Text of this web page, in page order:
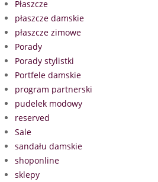
Płaszcze
płaszcze damskie
płaszcze zimowe
Porady
Porady stylistki
Portfele damskie
program partnerski
pudelek modowy
reserved
Sale
sandału damskie
shoponline
sklepy